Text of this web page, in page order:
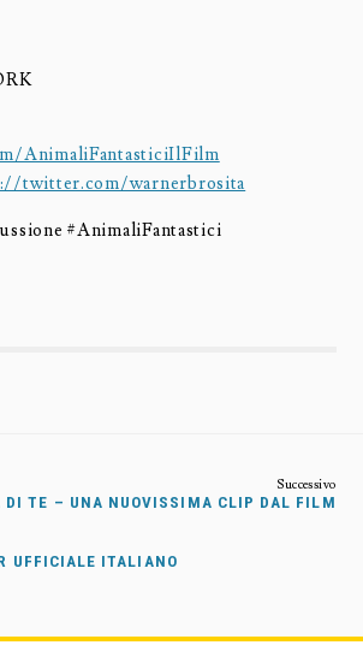
AnimaliFantasticiIlFilm
twitter.com/warnerbrosita
‪#‎AnimaliFantastici‬
DI TE – UNA NUOVISSIMA CLIP DAL FILM
UFFICIALE ITALIANO